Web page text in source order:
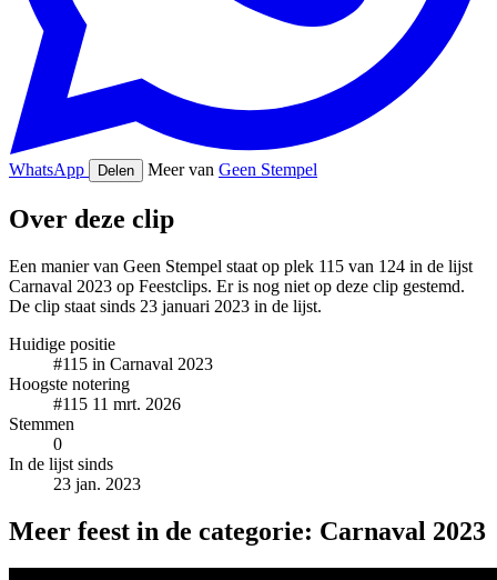
WhatsApp Delen Meer van Geen Stempel
Over deze clip
Een manier van Geen Stempel staat op plek 115 van 124 in de lijst
Carnaval 2023 op Feestclips. Er is nog niet op deze clip gestemd.
De clip staat sinds 23 januari 2023 in de lijst.
Huidige positie
#115 in Carnaval 2023
Hoogste notering
#115 11 mrt. 2026
Stemmen
0
In de lijst sinds
23 jan. 2023
Meer feest in de categorie: Carnaval 2023